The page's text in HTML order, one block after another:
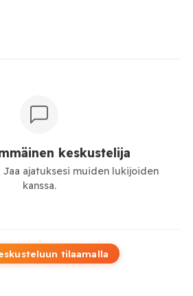
keskustelija
ajatuksesi muiden lukijoiden
kanssa.
tilaamalla